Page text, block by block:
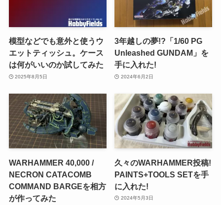
模型などでも意外と使うウ
エットティッシュ。ケース
は何がいいのか試してみた
2025年8月5日
3年越しの夢!?「1/60 PG
Unleashed GUNDAM」を
手に入れた!
2024年6月2日
WARHAMMER 40,000 /
NECRON CATACOMB
COMMAND BARGEを相方
が作ってみた
久々のWARHAMMER投稿!
PAINTS+TOOLS SETを手
に入れた!
2024年5月3日